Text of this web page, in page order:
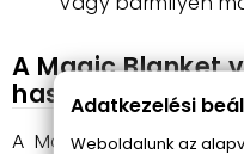
A Magic Blanket
használata
A Magic Blanket
Adatkezelési
Weboldalunk az